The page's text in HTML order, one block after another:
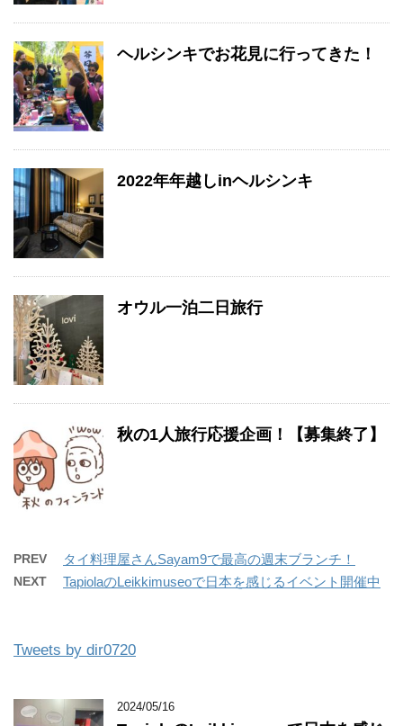
ヘルシンキでお花見に行ってきた！
2022年年越しinヘルシンキ
オウル一泊二日旅行
秋の1人旅行応援企画！【募集終了】
PREV タイ料理屋さんSayam9で最高の週末ブランチ！
NEXT TapiolaのLeikkimuseoで日本を感じるイベント開催中
Tweets by dir0720
2024/05/16